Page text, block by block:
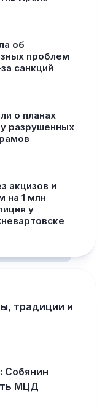
об
проблем
санкций
о планах
разрушенных
акцизов и
на 1 млн
у
традиции и
Собянин
МЦД